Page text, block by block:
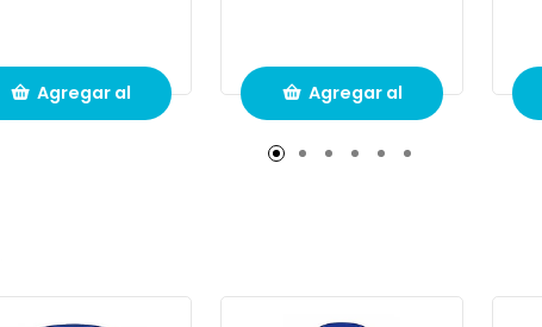
Agregar al Agregar al
carrito de